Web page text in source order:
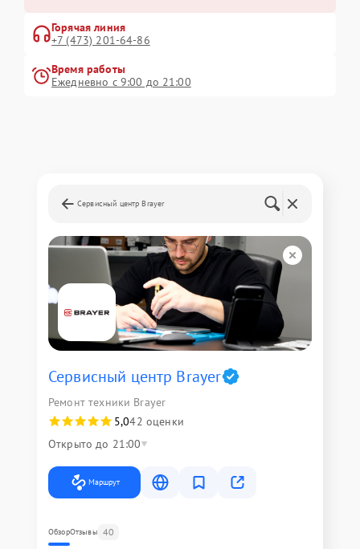
Горячая линия
+7 (473) 201-64-86
Время работы
Ежедневно с 9:00 до 21:00
Сервисный центр Brayer
Сервисный центр Brayer
Ремонт техники Brayer
5,042 оценки
Открыто до 21:00
Маршрут
ОбзорОтзывы 40